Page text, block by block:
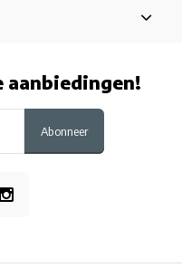
aanbiedingen!
Abonneer